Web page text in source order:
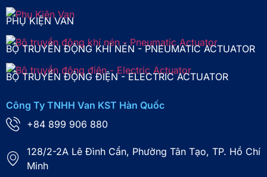
PHỤ KIỆN VAN
BỘ TRUYỀN ĐỘNG KHÍ NÉN - PNEUMATIC ACTUATOR
BỘ TRUYỀN ĐỘNG ĐIỆN - ELECTRIC ACTUATOR
Công Ty TNHH Van KST Hàn Quốc
+84 899 906 880
128/2-2A Lê Đình Cẩn, Phường Tân Tạo, TP. Hồ Chí
Minh